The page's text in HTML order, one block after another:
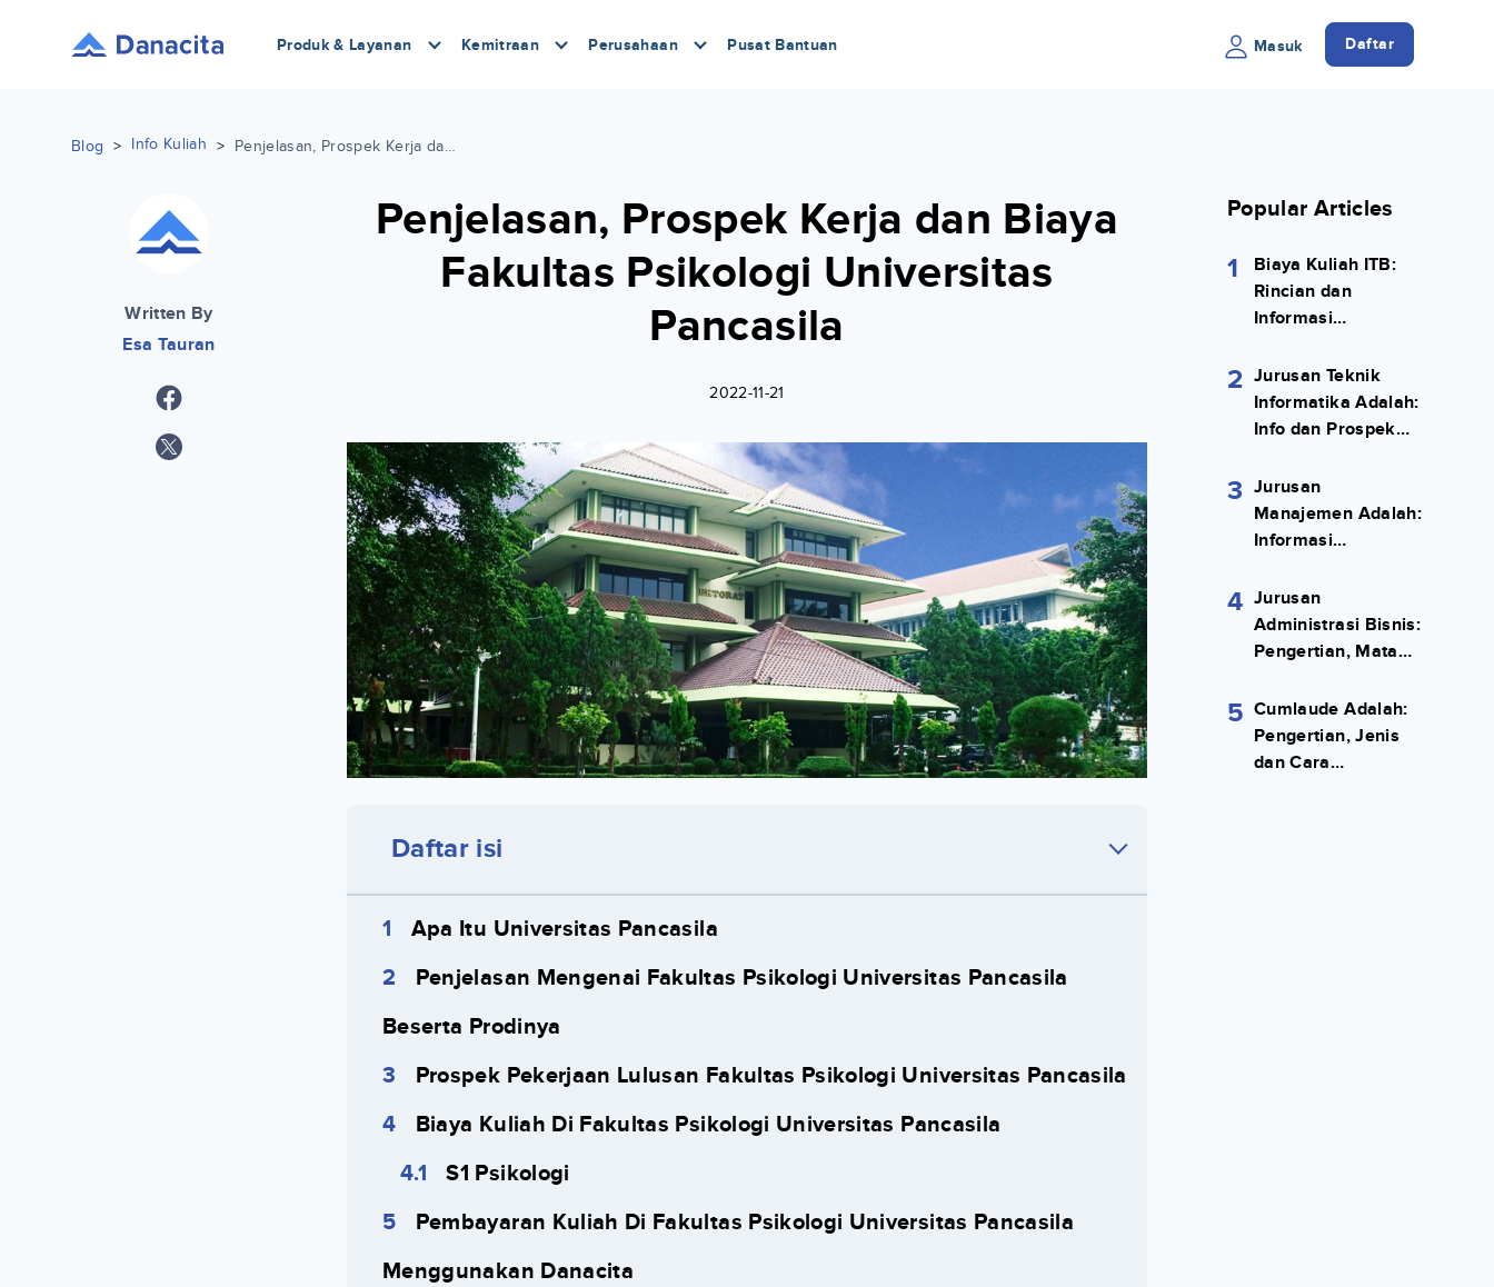
Produk & Layanan Kemitraan Perusahaan Pusat Bantuan Masuk Daftar
Blog > Info Kuliah > Penjelasan, Prospek Kerja dan Biaya Fakultas Psikologi Universitas Pancasila
Written By
Esa Tauran
Penjelasan, Prospek Kerja dan Biaya
Fakultas Psikologi Universitas
Pancasila
2022-11-21
Daftar isi
Apa Itu Universitas Pancasila
Penjelasan Mengenai Fakultas Psikologi Universitas Pancasila
Beserta Prodinya
Prospek Pekerjaan Lulusan Fakultas Psikologi Universitas Pancasila
Biaya Kuliah Di Fakultas Psikologi Universitas Pancasila
S1 Psikologi
Pembayaran Kuliah Di Fakultas Psikologi Universitas Pancasila
Menggunakan Danacita
Popular Articles
1
Biaya Kuliah ITB:
Rincian dan
Informasi
2 Jurusan Teknik
Informatika Adalah:
Info dan Prospek
3 Jurusan
Manajemen Adalah:
Informasi
4 Jurusan
Administrasi Bisnis:
Pengertian, Mata
Kerja Lengkap
5 Cumlaude Adalah:
Pengertian, Jenis
dan Cara